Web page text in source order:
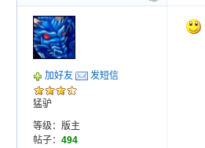
小字报
加好友 发短信
猛驴
等级：版主
帖子： 494